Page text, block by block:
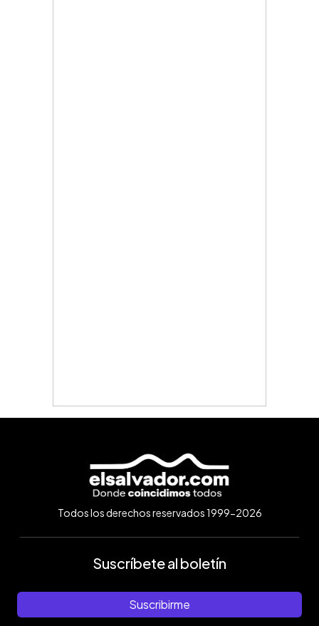
Todos los derechos reservados 1999-2026
Suscríbete al boletín
Suscribirme